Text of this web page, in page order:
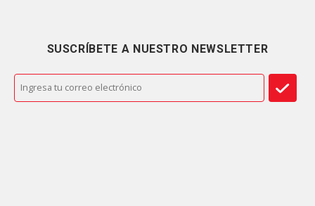
SUSCRÍBETE A NUESTRO NEWSLETTER